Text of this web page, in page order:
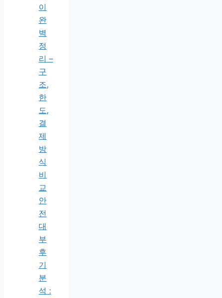
이
완
벽
정
리 –
구
조,
한
도,
결
제
방
식
비
교
안
전
대
부
후
기
분
석 :